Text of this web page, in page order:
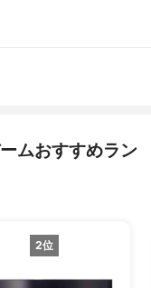
ムおすすめラン
2位